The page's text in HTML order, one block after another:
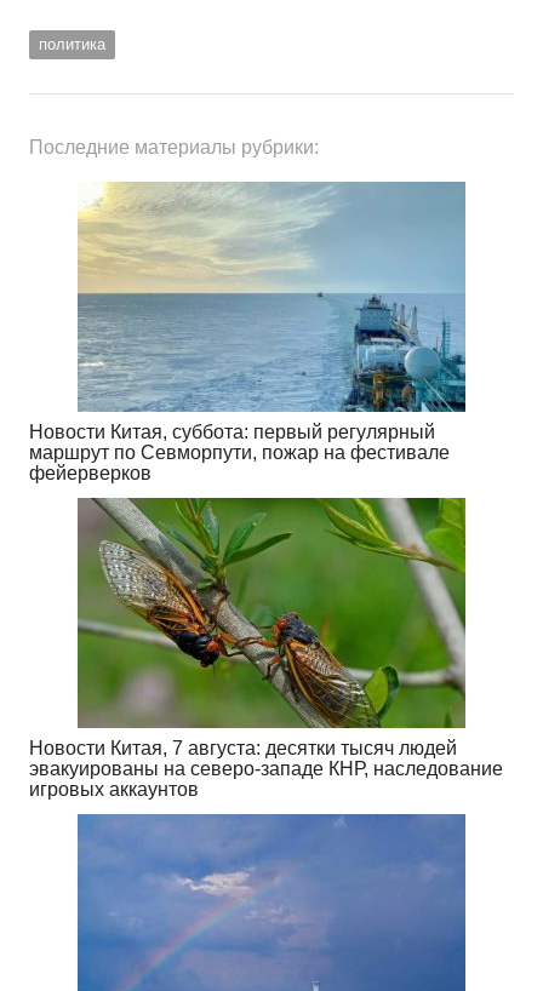
политика
Последние материалы рубрики:
Новости Китая, суббота: первый регулярный
маршрут по Севморпути, пожар на фестивале
фейерверков
Новости Китая, 7 августа: десятки тысяч людей
эвакуированы на северо-западе КНР, наследование
игровых аккаунтов